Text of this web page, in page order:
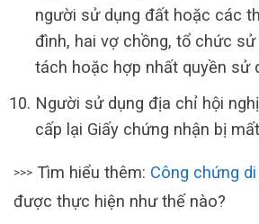
người sử dụng đất hoặc các
đình, hai vợ chồng, tổ chức
tách hoặc hợp nhất quyền sử
Người sử dụng địa chỉ hội
cấp lại Giấy chứng nhận bị
>>> Tìm hiểu thêm: Công chứng
được thực hiện như thế nào?